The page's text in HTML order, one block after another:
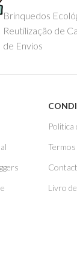
Brinquedos
Reutilização de
de Envios
Politica
Livro